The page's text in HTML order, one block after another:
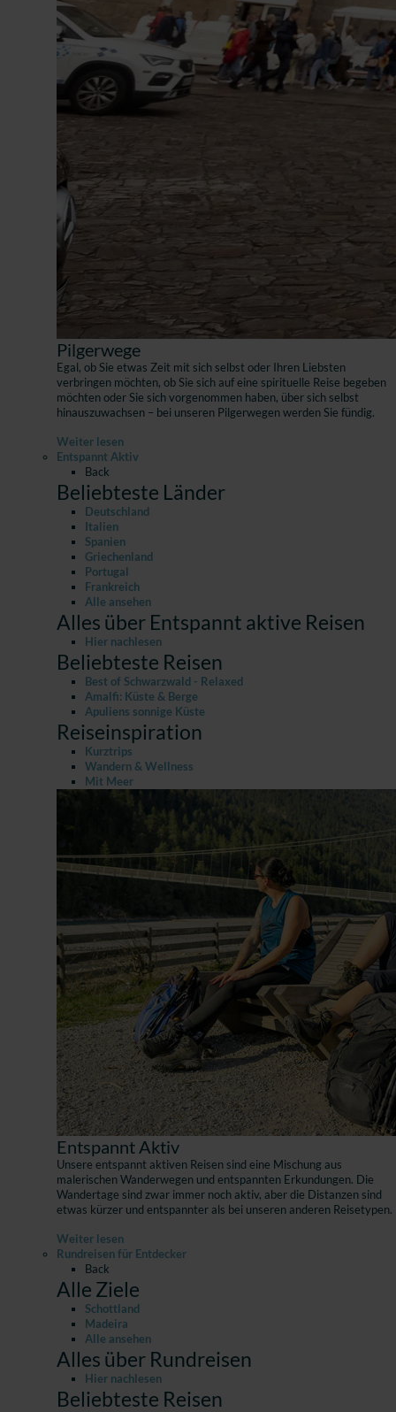
Pilgerwege
Egal, ob Sie etwas Zeit mit sich selbst oder Ihren Liebsten
verbringen möchten, ob Sie sich auf eine spirituelle Reise begeben
möchten oder Sie sich vorgenommen haben, über sich selbst
hinauszuwachsen – bei unseren Pilgerwegen werden Sie fündig.
Weiter lesen
Entspannt Aktiv
Back
Beliebteste Länder
Deutschland
Italien
Spanien
Griechenland
Portugal
Frankreich
Alle ansehen
Alles über Entspannt aktive Reisen
Hier nachlesen
Beliebteste Reisen
Best of Schwarzwald - Relaxed
Amalfi: Küste & Berge
Apuliens sonnige Küste
Reiseinspiration
Kurztrips
Wandern & Wellness
Mit Meer
Entspannt Aktiv
Unsere entspannt aktiven Reisen sind eine Mischung aus
malerischen Wanderwegen und entspannten Erkundungen. Die
Wandertage sind zwar immer noch aktiv, aber die Distanzen sind
etwas kürzer und entspannter als bei unseren anderen Reisetypen.
Weiter lesen
Rundreisen für Entdecker
Back
Alle Ziele
Schottland
Madeira
Alle ansehen
Alles über Rundreisen
Hier nachlesen
Beliebteste Reisen